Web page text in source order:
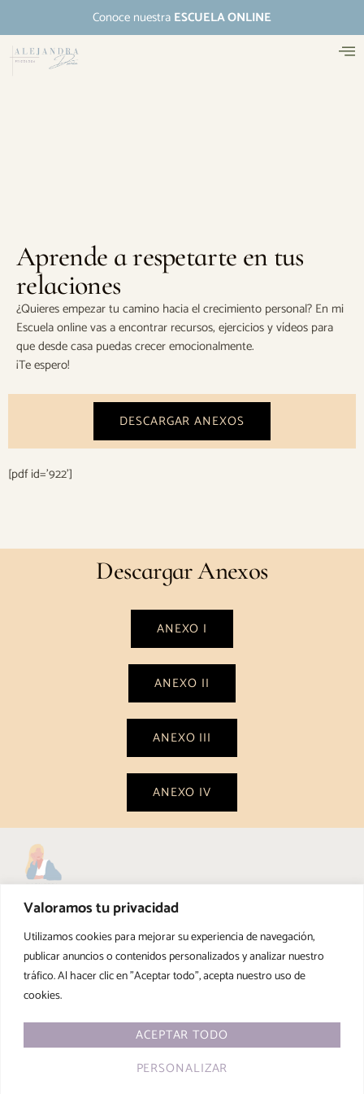
Valoramos tu privacidad
Utilizamos cookies para mejorar su experiencia de navegación,
publicar anuncios o contenidos personalizados y analizar nuestro
tráfico. Al hacer clic en "Aceptar todo", acepta nuestro uso de
cookies.
PERSONALIZAR
ACEPTAR TODO
Conoce nuestra ESCUELA ONLINE
Aprende a respetarte en tus
relaciones
¿Quieres empezar tu camino hacia el crecimiento personal? En mi
Escuela online vas a encontrar recursos, ejercicios y vídeos para
que desde casa puedas crecer emocionalmente.
¡Te espero!
DESCARGAR ANEXOS
[pdf id='922']
Descargar Anexos
ANEXO I
ANEXO II
ANEXO III
ANEXO IV
Financiado por la Unión Europea – NextGenerationEU